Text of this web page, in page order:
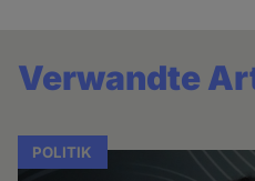
Verwandte
POLITIK